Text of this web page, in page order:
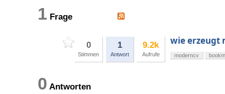
1 Frage
0
Stimmen
1
Antwort
9.2k
Aufrufe
wie erzeugt
moderncv
0 Antworten